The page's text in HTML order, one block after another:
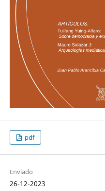
pdf
Enviado
26-12-2023